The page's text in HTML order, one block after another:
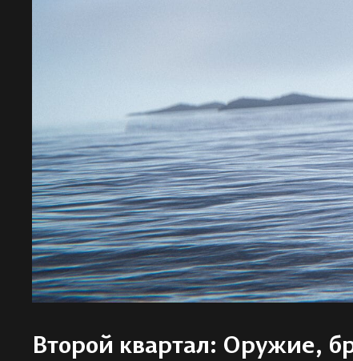
Второй квартал: Оружие,